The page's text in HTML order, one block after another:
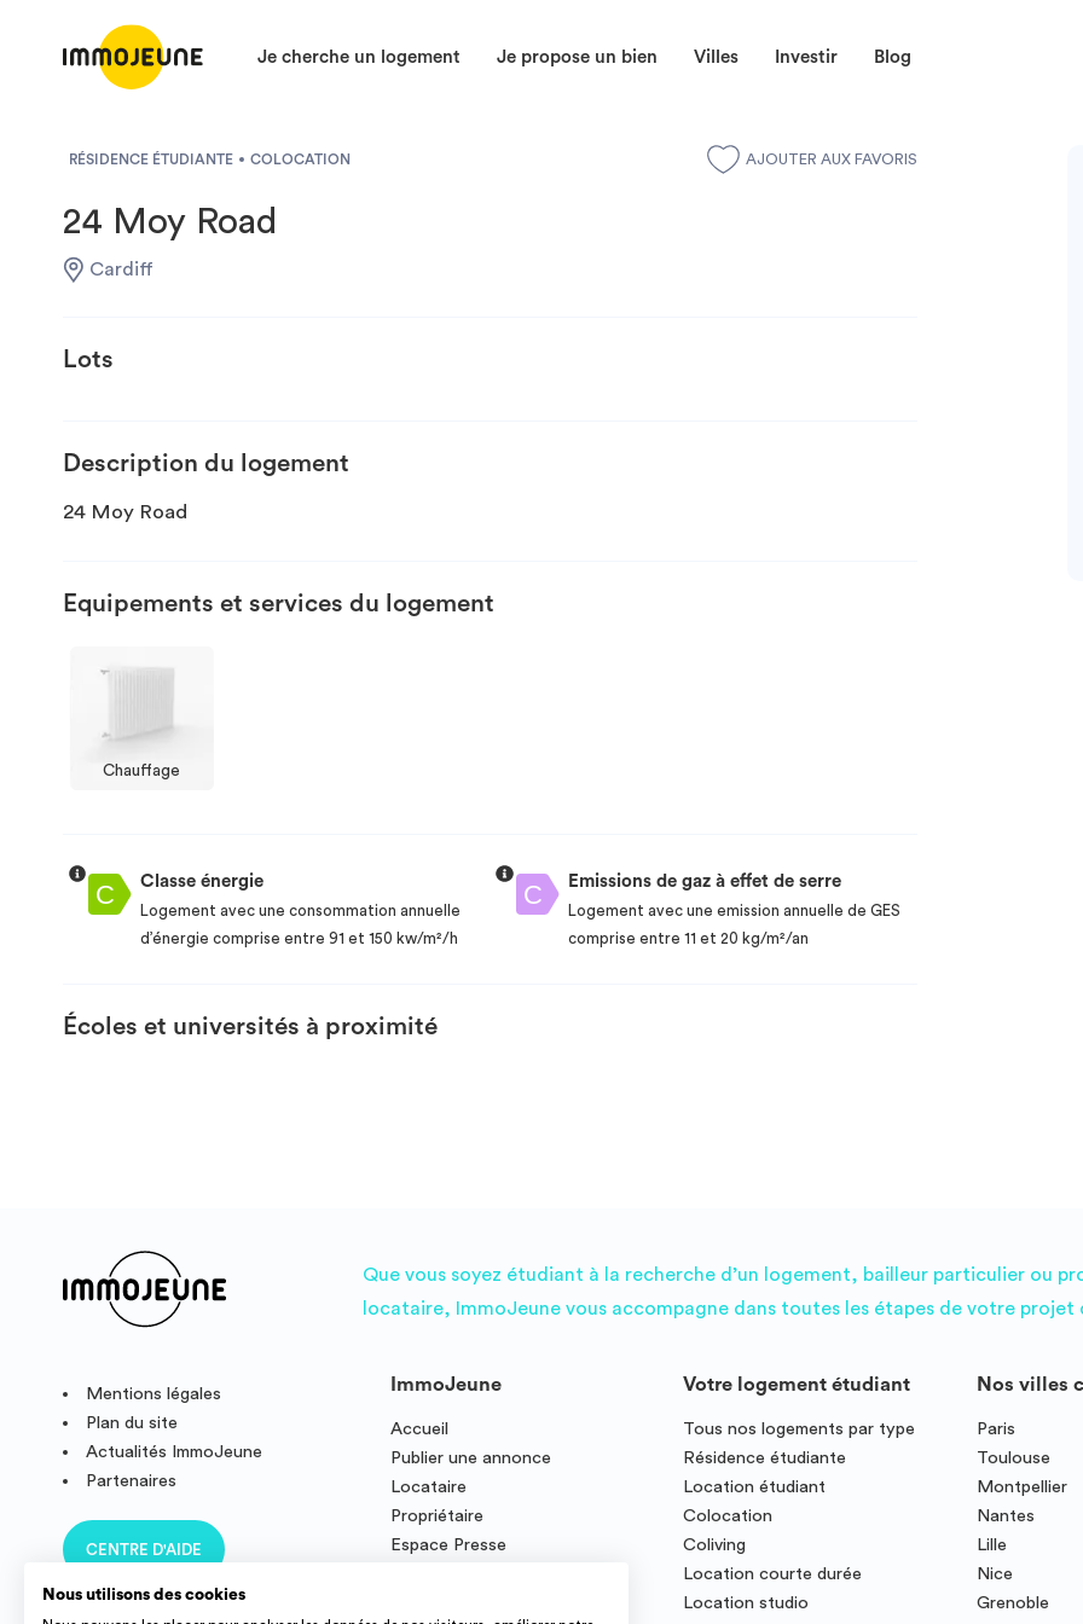
Je cherche un logement Je propose un bien Villes Investir Blog
RÉSIDENCE ÉTUDIANTE COLOCATION AJOUTER AUX FAVORIS
24 Moy Road
Cardiff
Lots
Description du logement
24 Moy Road
Equipements et services du logement
Chauffage
Classe énergie
Logement avec une consommation annuelle
d’énergie comprise entre 91 et 150 kw/m²/h
Emissions de gaz à effet de serre
Logement avec une emission annuelle de GES
comprise entre 11 et 20 kg/m²/an
Écoles et universités à proximité
Que vous soyez étudiant à la recherche d’un logement, bailleur particulier ou
locataire, ImmoJeune vous accompagne dans toutes les étapes de votre projet
Mentions légales
Plan du site
Actualités ImmoJeune
Partenaires
CENTRE D'AIDE
ImmoJeune
Accueil
Publier une annonce
Locataire
Propriétaire
Espace Presse
Votre logement étudiant
Tous nos logements par type
Résidence étudiante
Location étudiant
Colocation
Coliving
Location courte durée
Location studio
Nos villes
Paris
Toulouse
Montpellier
Nantes
Lille
Nice
Grenoble
Nous utilisons des cookies